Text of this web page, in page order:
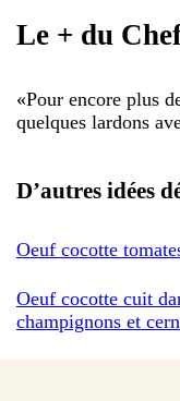
Le + du
«Pour encore plus
quelques lardons
D’autres idées
Oeuf cocotte
Oeuf cocotte cuit
champignons et